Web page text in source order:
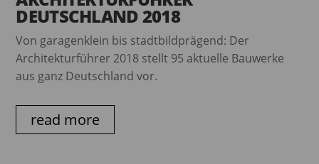
DEUTSCHLAND 2018
Von garagenklein bis stadtbildprägend: Der
Architekturführer 2018 stellt 95 aktuelle Bauwerke
aus ganz Deutschland vor.
read more